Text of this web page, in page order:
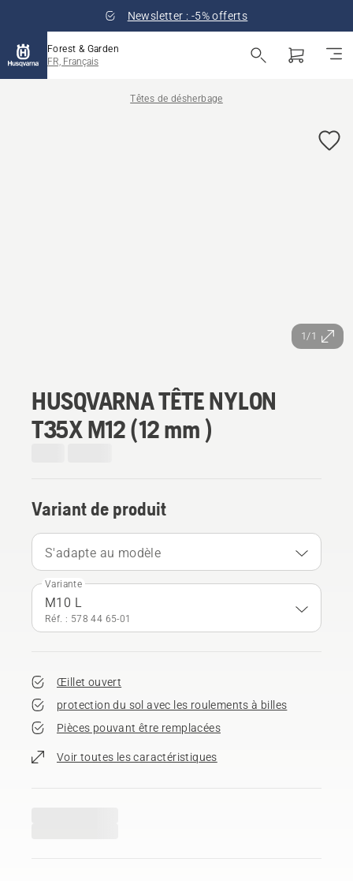
Newsletter : -5% offerts
Forest & Garden
FR, Français
Têtes de désherbage
1/1
HUSQVARNA TÊTE NYLON
T35X M12 (12 mm )
Variant de produit
S'adapte au modèle
Variante
M10 L
Réf. : 578 44 65‑01
Œillet ouvert
protection du sol avec les roulements à billes
Pièces pouvant être remplacées
Voir toutes les caractéristiques